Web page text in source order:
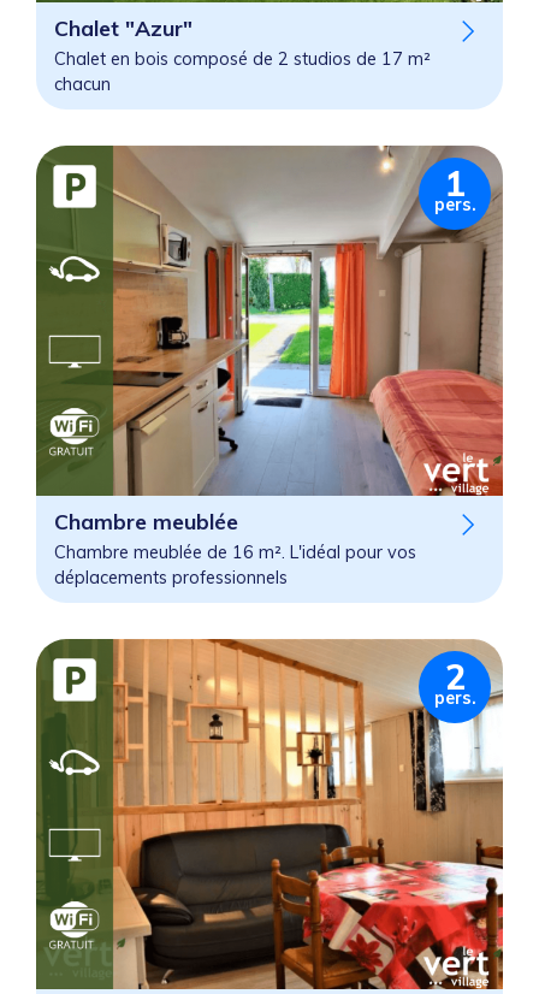
Chalet "Azur"
Chalet en bois composé de 2 studios de 17 m²
chacun
1
pers.
Chambre meublée
Chambre meublée de 16 m². L'idéal pour vos
déplacements professionnels
2
pers.